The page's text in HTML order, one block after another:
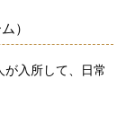
）
入所して、日常